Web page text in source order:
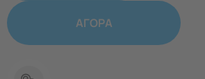
ΑΓΟΡΑ